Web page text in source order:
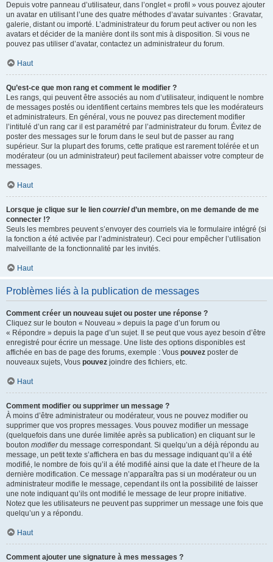
Depuis votre panneau d’utilisateur, dans l’onglet « profil » vous pouvez ajouter
un avatar en utilisant l’une des quatre méthodes d’avatar suivantes : Gravatar,
galerie, distant ou importé. L’administrateur du forum peut activer ou non les
avatars et décider de la manière dont ils sont mis à disposition. Si vous ne
pouvez pas utiliser d’avatar, contactez un administrateur du forum.
Haut
Qu’est-ce que mon rang et comment le modifier ?
Les rangs, qui peuvent être associés au nom d’utilisateur, indiquent le nombre
de messages postés ou identifient certains membres tels que les modérateurs
et administrateurs. En général, vous ne pouvez pas directement modifier
l’intitulé d’un rang car il est paramétré par l’administrateur du forum. Évitez de
poster des messages sur le forum dans le seul but de passer au rang
supérieur. Sur la plupart des forums, cette pratique est rarement tolérée et un
modérateur (ou un administrateur) peut facilement abaisser votre compteur de
messages.
Haut
Lorsque je clique sur le lien courrield’un membre, on me demande de me
connecter !?
Seuls les membres peuvent s’envoyer des courriels via le formulaire intégré (si
la fonction a été activée par l’administrateur). Ceci pour empêcher l’utilisation
malveillante de la fonctionnalité par les invités.
Haut
Problèmes liés à la publication de messages
Comment créer un nouveau sujet ou poster une réponse ?
Cliquez sur le bouton « Nouveau » depuis la page d’un forum ou
« Répondre » depuis la page d’un sujet. Il se peut que vous ayez besoin d’être
enregistré pour écrire un message. Une liste des options disponibles est
affichée en bas de page des forums, exemple : Vous pouvez poster de
nouveaux sujets, Vous pouvez joindre des fichiers, etc.
Haut
Comment modifier ou supprimer un message ?
À moins d’être administrateur ou modérateur, vous ne pouvez modifier ou
supprimer que vos propres messages. Vous pouvez modifier un message
(quelquefois dans une durée limitée après sa publication) en cliquant sur le
bouton modifierdu message correspondant. Si quelqu’un a déjà répondu au
message, un petit texte s’affichera en bas du message indiquant qu’il a été
modifié, le nombre de fois qu’il a été modifié ainsi que la date et l’heure de la
dernière modification. Ce message n’apparaîtra pas si un modérateur ou un
administrateur modifie le message, cependant ils ont la possibilité de laisser
une note indiquant qu’ils ont modifié le message de leur propre initiative.
Notez que les utilisateurs ne peuvent pas supprimer un message une fois que
quelqu’un y a répondu.
Haut
Comment ajouter une signature à mes messages ?